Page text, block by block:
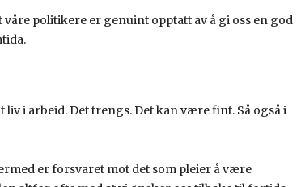
politikere er genuint opptatt av å gi oss en god
i arbeid. Det trengs. Det kan være fint. Så også i
er forsvaret mot det som pleier å være